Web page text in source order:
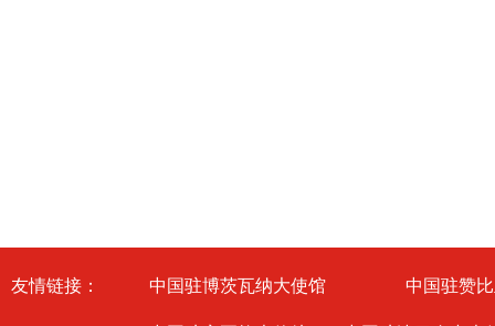
友情链接： 中国驻博茨瓦纳大使馆
中国驻赞